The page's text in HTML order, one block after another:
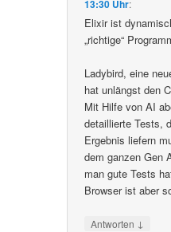
13:30 Uhr:
Elixir ist
„richtige“
Ladybird, eine
hat unlängst den
Mit Hilfe von AI
detaillierte Tests,
Ergebnis liefern
dem ganzen Gen
man gute Tests
Browser ist aber
Antworten ↓